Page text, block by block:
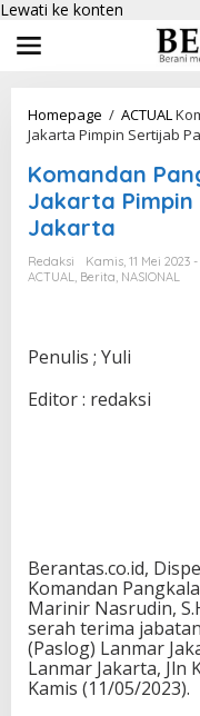
Lewati ke konten
Homepage / ACTUAL
Jakarta Pimpin Sertijab
Komandan
Jakarta
Jakarta
Redaksi
Kamis, 11 Mei 2023 -
ACTUAL, Berita, NASIONAL
Penulis ; Yuli
Editor : redaksi
Berantas.co.id,
Komandan
Marinir Nasrudin,
serah terima
(Paslog) Lanmar
Lanmar Jakarta, Jln
Kamis (11/05/2023).